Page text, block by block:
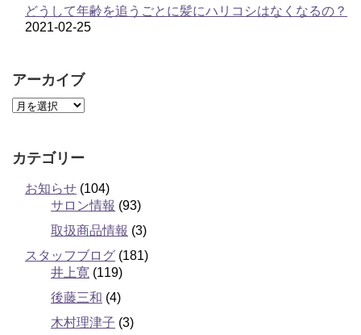
どうして年齢を追うごとに髪にハリコシはなくなるの？
2021-02-25
アーカイブ
カテゴリー
お知らせ (104)
サロン情報 (93)
取扱商品情報 (3)
スタッフブログ (181)
井上寛 (119)
後藤三和 (4)
木村理津子 (3)